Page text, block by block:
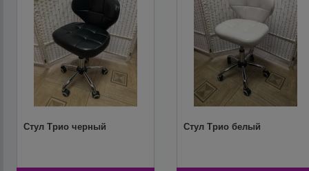
Стул Трио черный Стул Трио белый